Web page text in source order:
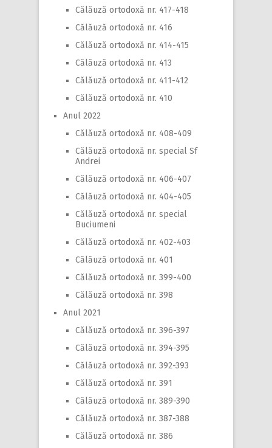
Călăuză ortodoxă nr. 417-418
Călăuză ortodoxă nr. 416
Călăuză ortodoxă nr. 414-415
Călăuză ortodoxă nr. 413
Călăuză ortodoxă nr. 411-412
Călăuză ortodoxă nr. 410
Anul 2022
Călăuză ortodoxă nr. 408-409
Călăuză ortodoxă nr. special Sf
Andrei
Călăuză ortodoxă nr. 406-407
Călăuză ortodoxă nr. 404-405
Călăuză ortodoxă nr. special
Buciumeni
Călăuză ortodoxă nr. 402-403
Călăuză ortodoxă nr. 401
Călăuză ortodoxă nr. 399-400
Călăuză ortodoxă nr. 398
Anul 2021
Călăuză ortodoxă nr. 396-397
Călăuză ortodoxă nr. 394-395
Călăuză ortodoxă nr. 392-393
Călăuză ortodoxă nr. 391
Călăuză ortodoxă nr. 389-390
Călăuză ortodoxă nr. 387-388
Călăuză ortodoxă nr. 386